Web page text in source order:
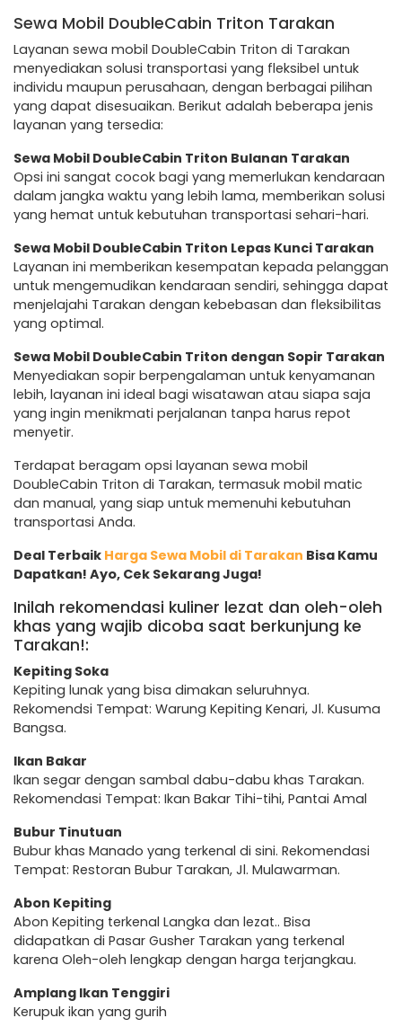
Sewa Mobil DoubleCabin Triton Tarakan
Layanan sewa mobil DoubleCabin Triton di Tarakan
menyediakan solusi transportasi yang fleksibel untuk
individu maupun perusahaan, dengan berbagai pilihan
yang dapat disesuaikan. Berikut adalah beberapa jenis
layanan yang tersedia:
Sewa Mobil DoubleCabin Triton Bulanan Tarakan
Opsi ini sangat cocok bagi yang memerlukan kendaraan
dalam jangka waktu yang lebih lama, memberikan solusi
yang hemat untuk kebutuhan transportasi sehari-hari.
Sewa Mobil DoubleCabin Triton Lepas Kunci Tarakan
Layanan ini memberikan kesempatan kepada pelanggan
untuk mengemudikan kendaraan sendiri, sehingga dapat
menjelajahi Tarakan dengan kebebasan dan fleksibilitas
yang optimal.
Sewa Mobil DoubleCabin Triton dengan Sopir Tarakan
Menyediakan sopir berpengalaman untuk kenyamanan
lebih, layanan ini ideal bagi wisatawan atau siapa saja
yang ingin menikmati perjalanan tanpa harus repot
menyetir.
Terdapat beragam opsi layanan sewa mobil
DoubleCabin Triton di Tarakan, termasuk mobil matic
dan manual, yang siap untuk memenuhi kebutuhan
transportasi Anda.
Deal Terbaik Harga Sewa Mobil di Tarakan Bisa Kamu
Dapatkan! Ayo, Cek Sekarang Juga!
Inilah rekomendasi kuliner lezat dan oleh-oleh
khas yang wajib dicoba saat berkunjung ke
Tarakan!:
Kepiting Soka
Kepiting lunak yang bisa dimakan seluruhnya.
Rekomendsi Tempat: Warung Kepiting Kenari, Jl. Kusuma
Bangsa.
Ikan Bakar
Ikan segar dengan sambal dabu-dabu khas Tarakan.
Rekomendasi Tempat: Ikan Bakar Tihi-tihi, Pantai Amal
Bubur Tinutuan
Bubur khas Manado yang terkenal di sini. Rekomendasi
Tempat: Restoran Bubur Tarakan, Jl. Mulawarman.
Abon Kepiting
Abon Kepiting terkenal Langka dan lezat.. Bisa
didapatkan di Pasar Gusher Tarakan yang terkenal
karena Oleh-oleh lengkap dengan harga terjangkau.
Amplang Ikan Tenggiri
Kerupuk ikan yang gurih